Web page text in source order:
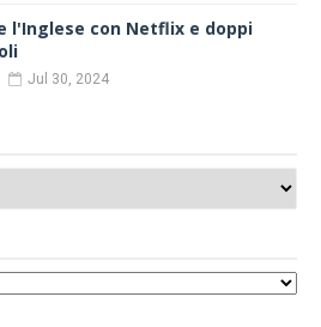
l'Inglese con Netflix e doppi
Jul 30, 2024